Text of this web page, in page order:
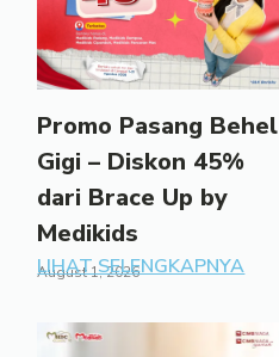
Promo Pasang Behel
Gigi – Diskon 45%
dari Brace Up by
Medikids
August 1, 2026
LIHAT SELENGKAPNYA